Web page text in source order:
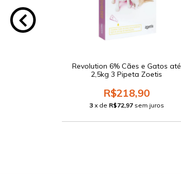
Revolution 6% Cães e Gatos até
2,5kg 3 Pipeta Zoetis
R$218,90
3 x de R$72,97 sem juros